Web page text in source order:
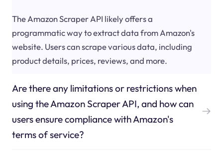
The Amazon Scraper API likely offers a
programmatic way to extract data from Amazon's
website. Users can scrape various data, including
product details, prices, reviews, and more.
Are there any limitations or restrictions when
using the Amazon Scraper API, and how can
users ensure compliance with Amazon's
terms of service?